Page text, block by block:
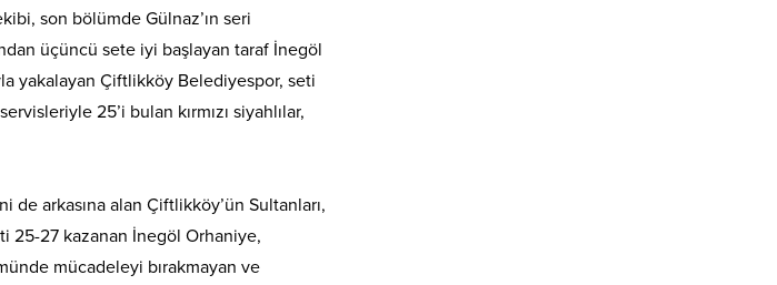
son bölümde Gülnaz’ın seri
üçüncü sete iyi başlayan taraf İnegöl
yakalayan Çiftlikköy Belediyespor, seti
25’i bulan kırmızı siyahlılar,
arkasına alan Çiftlikköy’ün Sultanları,
25-27 kazanan İnegöl Orhaniye,
mücadeleyi bırakmayan ve